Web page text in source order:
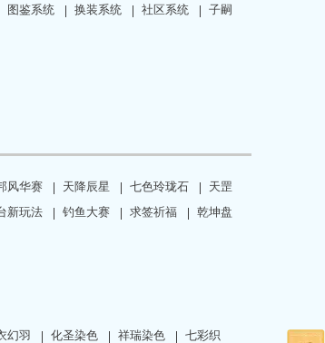
图鉴系统 换装系统 社区系统
子嗣
风华赛 天降辰星 七色玲珑石
天罡
新玩法 钓鱼大赛 求签祈福
乾坤盘
幻羽 化圣染色 祥瑞染色
七彩织